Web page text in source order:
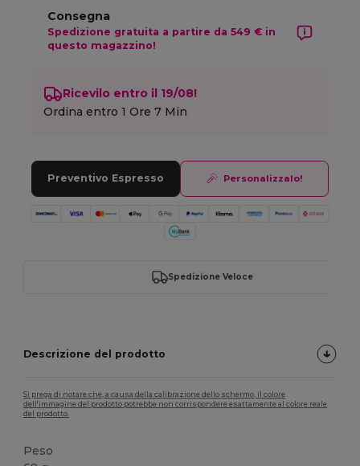
Consegna
Spedizione gratuita a partire da 549 € in
questo magazzino!
Ricevilo entro il 19/08!
Ordina entro1 Ore 7 Min
Preventivo Espresso Personalizzalo!
Spedizione Veloce
Descrizione del prodotto
Si prega di notare che, a causa della calibrazione dello schermo, il colore
dell'immagine del prodotto potrebbe non corrispondere esattamente al colore reale
del prodotto.
Peso